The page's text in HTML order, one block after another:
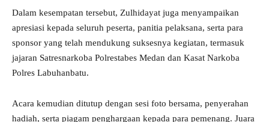
Dalam kesempatan tersebut, Zulhidayat juga menyampaikan
apresiasi kepada seluruh peserta, panitia pelaksana, serta para
sponsor yang telah mendukung suksesnya kegiatan, termasuk
jajaran Satresnarkoba Polrestabes Medan dan Kasat Narkoba
Polres Labuhanbatu.
Acara kemudian ditutup dengan sesi foto bersama, penyerahan
hadiah, serta piagam penghargaan kepada para pemenang. Juara